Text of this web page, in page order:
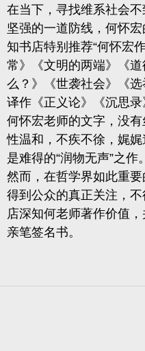
在当下，寻找维系社会
坚强的一道防线，何怀宏
知书店特别推荐“何怀宏
常》《文明的两端》《
么？》《世袭社会》《
译作《正义论》《沉思录
何怀宏老师的文字，没
性温和，不疾不徐，娓
是难得的“润物无声”之作
然而，在哲学界如此重
得到公众的真正关注，
店深知何老师著作价值
亲笔签名书。